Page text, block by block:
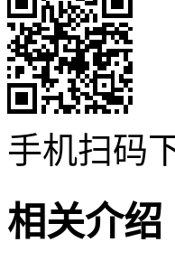
手机扫码
相关介绍